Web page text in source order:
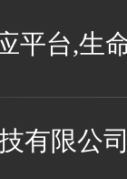
平台,生
有限公